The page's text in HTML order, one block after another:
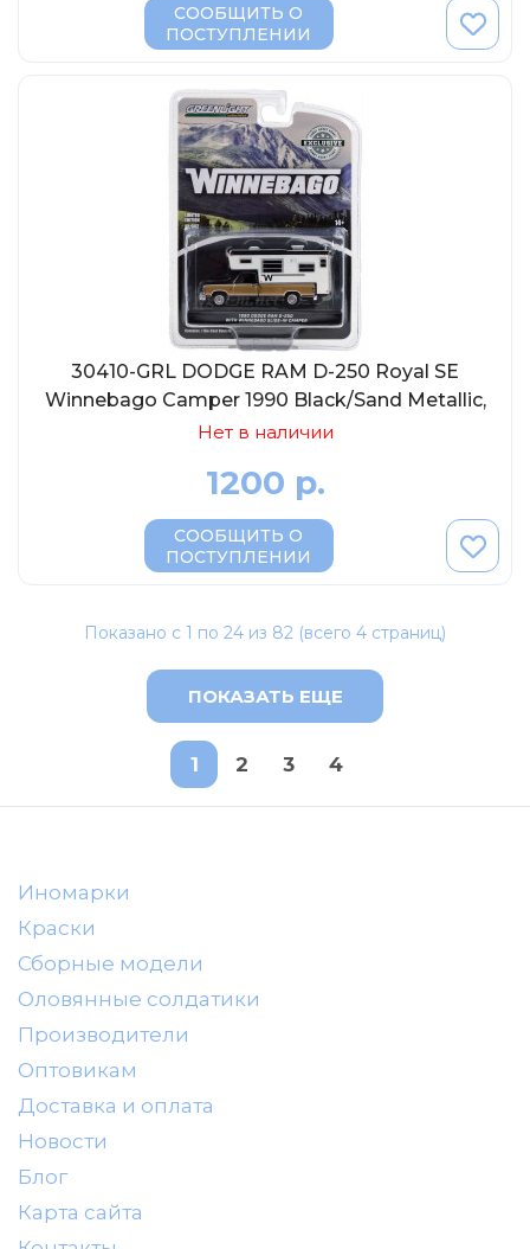
СООБЩИТЬ О
ПОСТУПЛЕНИИ
30410-GRL DODGE RAM D-250 Royal SE
Winnebago Camper 1990 Black/Sand Metallic,
1:64
Нет в наличии
1200 р.
СООБЩИТЬ О
ПОСТУПЛЕНИИ
Показано с 1 по 24 из 82 (всего 4 страниц)
ПОКАЗАТЬ ЕЩЕ
1 2 3 4
Иномарки
Краски
Сборные модели
Оловянные солдатики
Производители
Оптовикам
Доставка и оплата
Новости
Блог
Карта сайта